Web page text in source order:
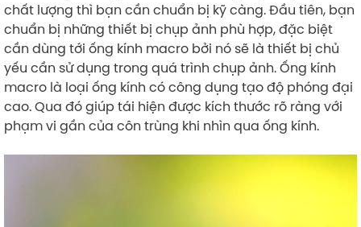
chất lượng thì bạn cần chuẩn bị kỹ càng. Đầu tiên, bạn
chuẩn bị những thiết bị chụp ảnh phù hợp, đặc biệt
cần dùng tới ống kính macro bởi nó sẽ là thiết bị chủ
yếu cần sử dụng trong quá trình chụp ảnh. Ống kính
macro là loại ống kính có công dụng tạo độ phóng đại
cao. Qua đó giúp tái hiện được kích thước rõ ràng với
phạm vi gần của côn trùng khi nhìn qua ống kính.